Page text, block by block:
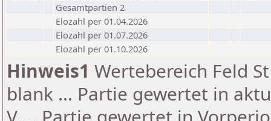
Gesamtpartien 2
Elozahl per 01.04.2026
Elozahl per 01.07.2026
Elozahl per 01.10.2026
Hinweis1 Wertebereich Feld
blank ... Partie gewertet in